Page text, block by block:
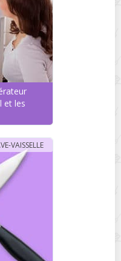
et les
VAISSELLE